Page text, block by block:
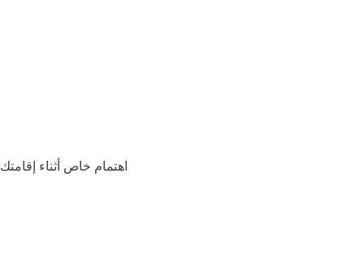
اهتمام خاص أثناء إقامتك